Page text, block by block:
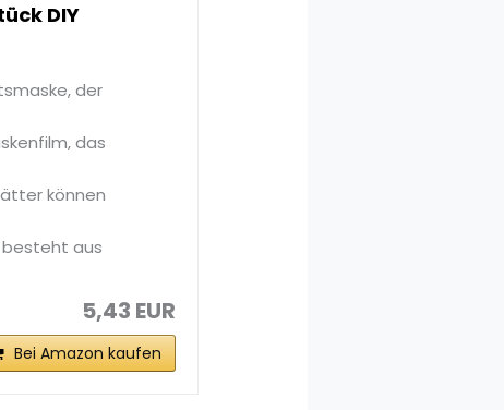
DIY
der
das
können
aus
5,43 EUR
Bei Amazon kaufen